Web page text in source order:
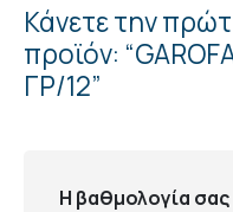
Κάνετε την
προϊόν:
ΓΡ/12”
Η βαθμολογία σας